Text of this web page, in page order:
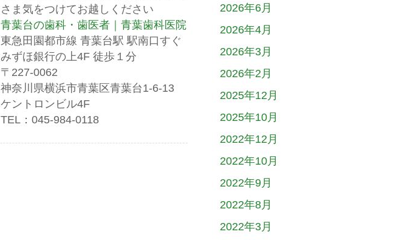
さま気をつけてお越しください
青葉台の歯科・歯医者｜青葉歯科医院
東急田園都市線 青葉台駅 駅南口すぐ
みずほ銀行の上4F 徒歩１分
〒227-0062
神奈川県横浜市青葉区青葉台1-6-13
ケントロンビル4F
TEL：045-984-0118
2026年6月
2026年4月
2026年3月
2026年2月
2025年12月
2025年10月
2022年12月
2022年10月
2022年9月
2022年8月
2022年3月